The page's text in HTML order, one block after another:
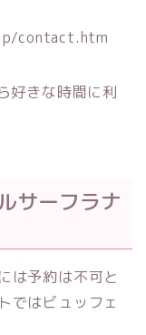
contact.htm
好きな時間に利
サーフラナ
は予約は不可と
ではビュッフェ